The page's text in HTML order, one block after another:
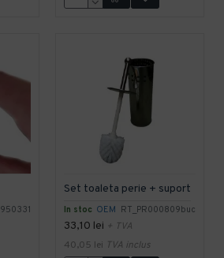
950331 In stoc OEM RT_PR000809buc
Set toaleta perie + suport
33,10 lei + TVA
40,05 lei TVA inclus